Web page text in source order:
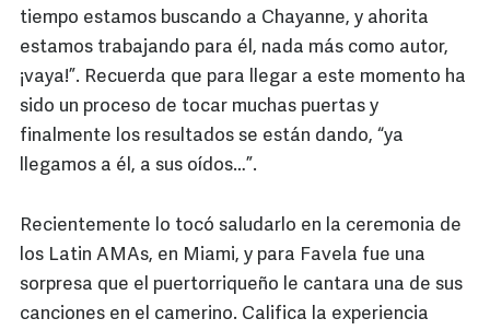
tiempo estamos buscando a Chayanne, y ahorita
estamos trabajando para él, nada más como autor,
¡vaya!”. Recuerda que para llegar a este momento ha
sido un proceso de tocar muchas puertas y
finalmente los resultados se están dando, “ya
llegamos a él, a sus oídos…”.
Recientemente lo tocó saludarlo en la ceremonia de
los Latin AMAs, en Miami, y para Favela fue una
sorpresa que el puertorriqueño le cantara una de sus
canciones en el camerino. Califica la experiencia